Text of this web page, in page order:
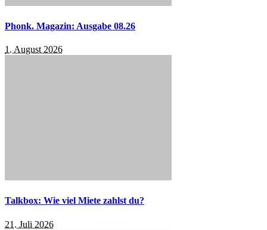
Phonk. Magazin: Ausgabe 08.26
1. August 2026
Talkbox: Wie viel Miete zahlst du?
21. Juli 2026